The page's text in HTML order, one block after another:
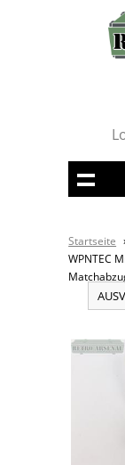
Startseite
WPNTEC